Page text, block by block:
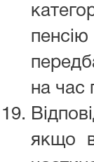
на час
якщо